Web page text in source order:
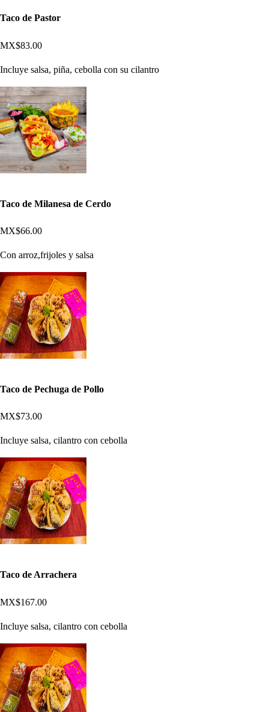
Taco de Pastor
MX$83.00
Incluye salsa, piña, cebolla con su cilantro
Taco de Milanesa de Cerdo
MX$66.00
Con arroz,frijoles y salsa
Taco de Pechuga de Pollo
MX$73.00
Incluye salsa, cilantro con cebolla
Taco de Arrachera
MX$167.00
Incluye salsa, cilantro con cebolla